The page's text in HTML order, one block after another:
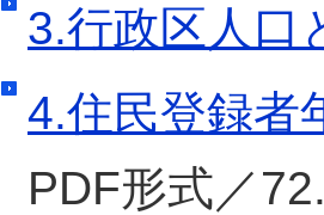
3.行政区人口
4.住民登録者
PDF形式／